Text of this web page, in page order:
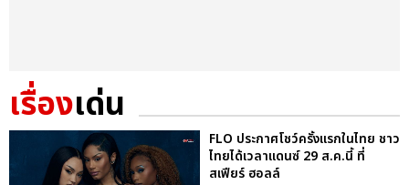
เรื่องเด่น
FLO ประกาศโชว์ครั้งแรกในไทย ชาว
ไทยได้เวลาแดนซ์ 29 ส.ค.นี้ ที่
สเฟียร์ ฮอลล์